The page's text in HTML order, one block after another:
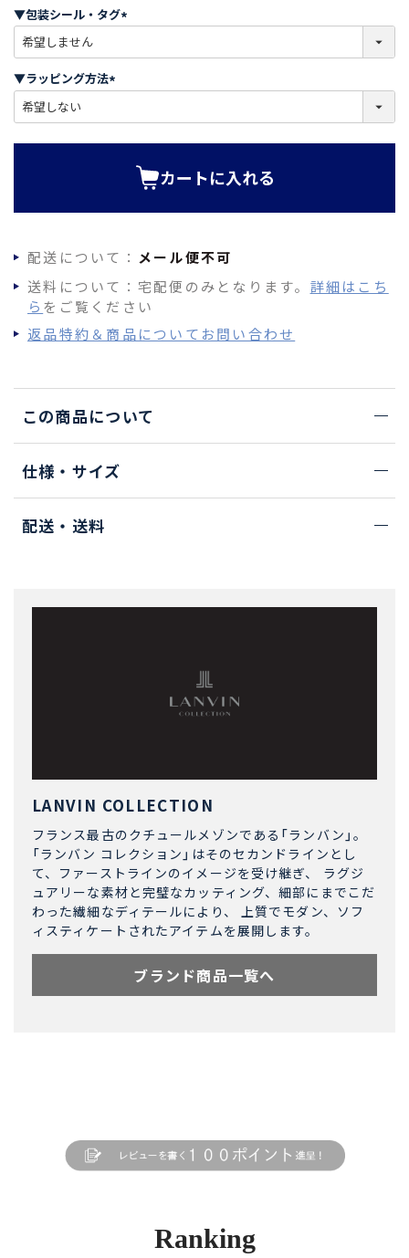
)
▼包装シール・タグ
必
)
▼ラッピング方法
必
カートに入れる
配送について： メール便不可
送料について：宅配便のみとなります。 詳細はこち
ら をご覧ください
返品特約＆商品についてお問い合わせ
この商品について
仕様・サイズ
配送・送料
LANVIN COLLECTION
フランス最古のクチュールメゾンである「ランバン」。
「ランバン コレクション」はそのセカンドラインとし
て、ファーストラインのイメージを受け継ぎ、 ラグジ
ュアリーな素材と完璧なカッティング、細部にまでこだ
わった繊細なディテールにより、 上質でモダン、ソフ
ィスティケートされたアイテムを展開します。
ブランド商品一覧へ
Ranking